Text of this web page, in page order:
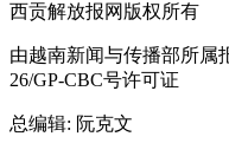
西贡解放报网版权所有
由越南新闻与传播部所属
26/GP-CBC号许可证
总编辑: 阮克文